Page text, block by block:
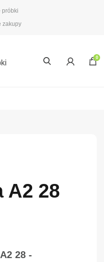
próbki
zakupy
0
A2 28
28 -